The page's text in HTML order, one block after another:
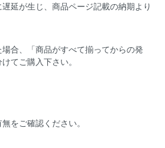
延が生じ、商品ページ記載の納期より
合、「商品がすべて揃ってからの発
てご購入下さい。
をご確認ください。